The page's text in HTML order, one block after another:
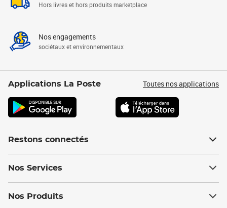
Hors livres et hors produits marketplace
Nos engagements
sociétaux et environnementaux
Applications La Poste Toutes nos applications
Restons connectés
Nos Services
Nos Produits